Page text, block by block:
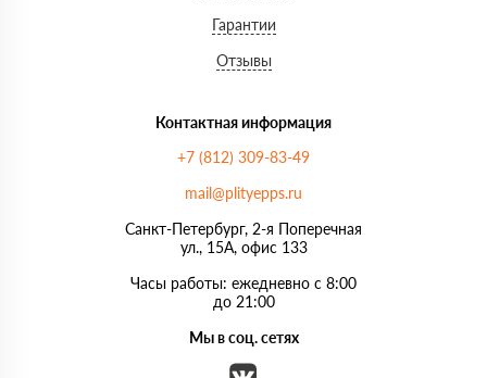
Гарантии
Отзывы
Контактная информация
+7 (812) 309-83-49
mail@plityepps.ru
Санкт-Петербург, 2-я Поперечная
ул., 15А, офис 133
Часы работы: ежедневно с 8:00
до 21:00
Мы в соц. сетях